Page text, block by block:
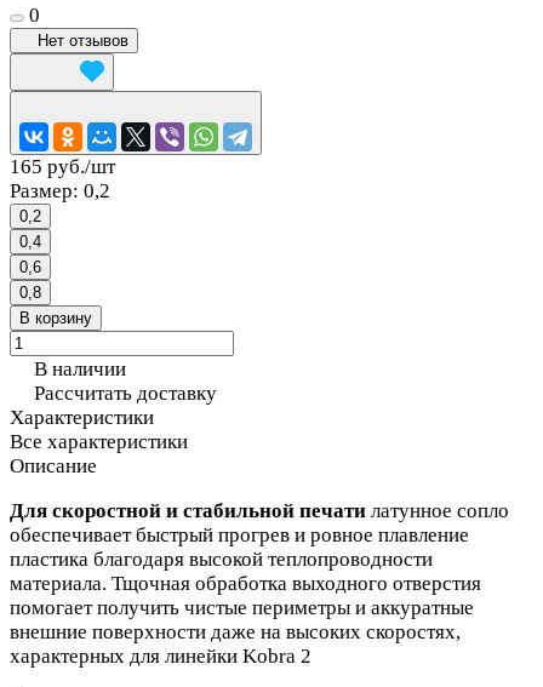
0
Нет отзывов
165 руб./шт
Размер: 0,2
0,2
0,4
0,6
0,8
В корзину
В наличии
Рассчитать доставку
Характеристики
Все характеристики
Описание
Для скоростной и стабильной печати латунное сопло
обеспечивает быстрый прогрев и ровное плавление
пластика благодаря высокой теплопроводности
материала. Тщочная обработка выходного отверстия
помогает получить чистые периметры и аккуратные
внешние поверхности даже на высоких скоростях,
характерных для линейки Kobra 2